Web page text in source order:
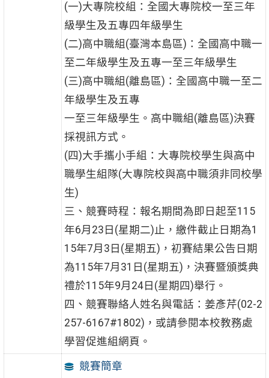
(一)大專院校組：全國大專院校一至三年
級學生及五專四年級學生
(二)高中職組(臺灣本島區)：全國高中職一
至二年級學生及五專一至三年級學生
(三)高中職組(離島區)：全國高中職一至二
年級學生及五專
一至三年級學生。高中職組(離島區)決賽
採視訊方式。
(四)大手攜小手組：大專院校學生與高中
職學生組隊(大專院校與高中職須非同校學
生)
三、競賽時程：報名期間為即日起至115
年6月23日(星期二)止，繳件截止日期為1
15年7月3日(星期五)，初賽結果公告日期
為115年7月31日(星期五)，決賽暨頒獎典
禮於115年9月24日(星期四)舉行。
四、競賽聯絡人姓名與電話：姜彥芹(02-2
257-6167#1802)，或請參閱本校教務處
學習促進組網頁。
競賽簡章